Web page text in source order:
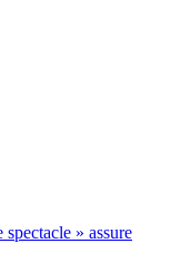
» assure